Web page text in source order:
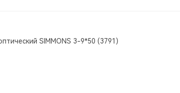
SIMMONS 3-9*50 (3791)